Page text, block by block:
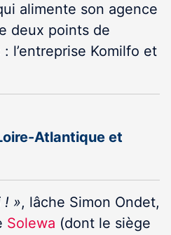
alimente son agence
deux points de
l’entreprise Komilfo et
Atlantique et
! », lâche Simon Ondet,
Solewa (dont le siège